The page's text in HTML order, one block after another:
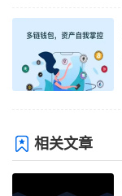
相关文章